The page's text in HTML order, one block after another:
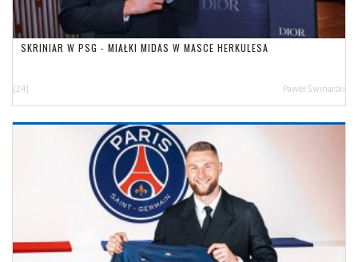
SKRINIAR W PSG - MIAŁKI MIDAS W MASCE HERKULESA
[24] Paweł Świnarski